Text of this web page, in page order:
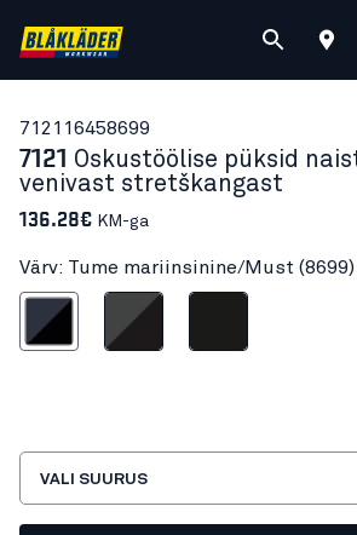
712116458699
7121 Oskustöölise püksid
venivast stretškangast
136.28€ KM-ga
Värv: Tume mariinsinine/Must (8699)
Must
Hall/Must
VALI SUURUS